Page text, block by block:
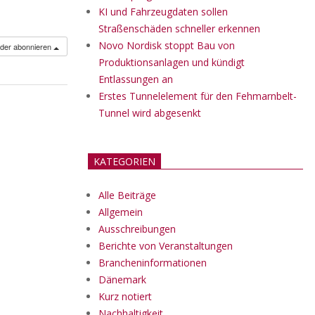
abonnieren
KI und Fahrzeugdaten sollen
Straßenschäden schneller erkennen
Novo Nordisk stoppt Bau von
Produktionsanlagen und kündigt
Entlassungen an
Erstes Tunnelelement für den Fehmarnbelt-
Tunnel wird abgesenkt
KATEGORIEN
Alle Beiträge
Allgemein
Ausschreibungen
Berichte von Veranstaltungen
Brancheninformationen
Dänemark
Kurz notiert